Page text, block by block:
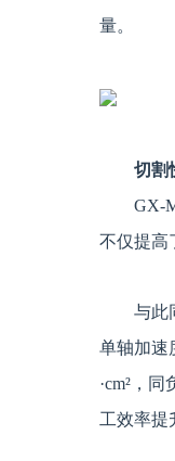
量。
切割
GX-
不仅提高
与此
单轴加速
·cm²，
工效率提